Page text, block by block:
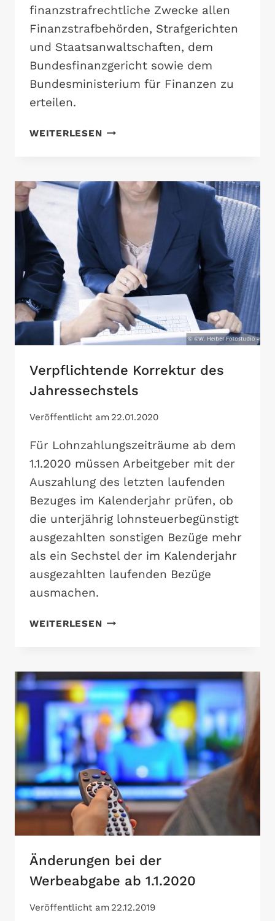
finanzstrafrechtliche Zwecke allen
Finanzstrafbehörden, Strafgerichten
und Staatsanwaltschaften, dem
Bundesfinanzgericht sowie dem
Bundesministerium für Finanzen zu
erteilen.
WEITERLESENWER
DEM
FINANZSTRAFREGISTER?
Verpflichtende Korrektur des
Jahressechstels
Veröffentlicht am 22.01.2020
Für Lohnzahlungszeiträume ab dem
1.1.2020 müssen Arbeitgeber mit der
Auszahlung des letzten laufenden
Bezuges im Kalenderjahr prüfen, ob
die unterjährig lohnsteuerbegünstigt
ausgezahlten sonstigen Bezüge mehr
als ein Sechstel der im Kalenderjahr
ausgezahlten laufenden Bezüge
ausmachen.
WEITERLESENVERPFLICHTENDE
Änderungen bei der
Werbeabgabe ab 1.1.2020
Veröffentlicht am 22.12.2019